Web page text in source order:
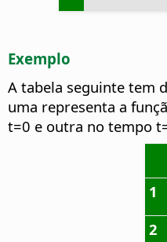
Exemplo
A tabela seguinte tem
uma representa a
t=0 e outra no tempo
1
2